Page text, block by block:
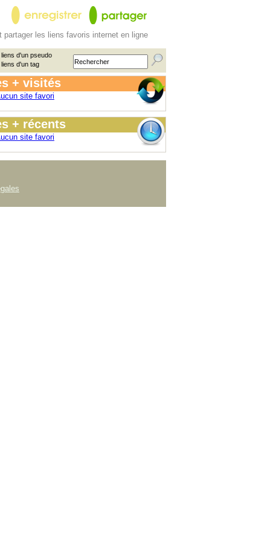
partager les liens favoris internet en ligne
d'un pseudo
liens d'un tag
+ visités
site favori
+ récents
site favori